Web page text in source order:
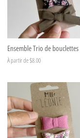
Ensemble Trio de
À partir de $8.00